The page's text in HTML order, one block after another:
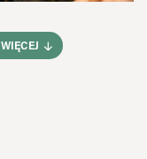
WIĘCEJ